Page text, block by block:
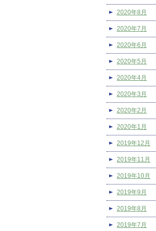
2020年8月
2020年7月
2020年6月
2020年5月
2020年4月
2020年3月
2020年2月
2020年1月
2019年12月
2019年11月
2019年10月
2019年9月
2019年8月
2019年7月